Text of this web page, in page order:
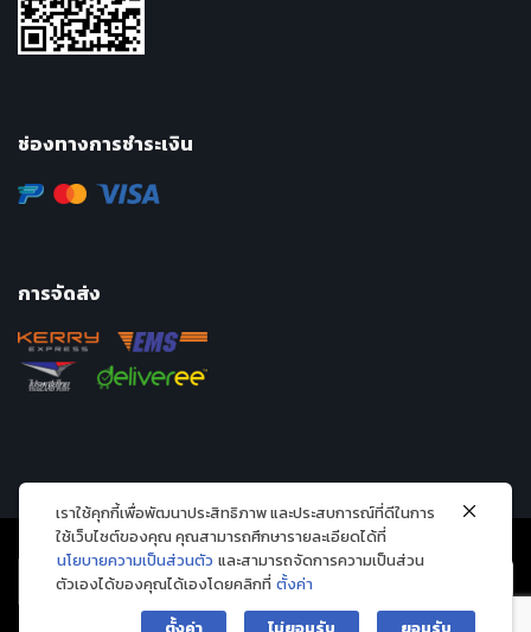
ช่องทางการชำระเงิน
การจัดส่ง
เราใช้คุกกี้เพื่อพัฒนาประสิทธิภาพ และประสบการณ์ที่ดีในการ
ใช้เว็บไซต์ของคุณ คุณสามารถศึกษารายละเอียดได้ที่
นโยบายความเป็นส่วนตัว และสามารถจัดการความเป็นส่วน
ตัวเองได้ของคุณได้เองโดยคลิกที่ ตั้งค่า